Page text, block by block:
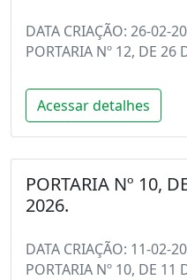
DATA CRIAÇÃO: 26-02-
PORTARIA Nº 12, DE 26
Acessar detalhes
PORTARIA Nº 10,
2026.
DATA CRIAÇÃO: 11-02-
PORTARIA Nº 10, DE 11